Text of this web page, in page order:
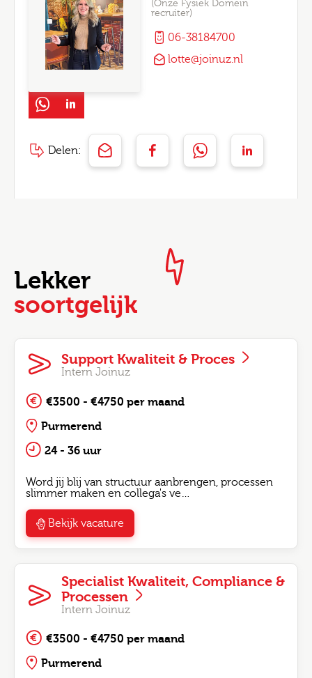
(Onze Fysiek Domein
recruiter)
06-38184700
lotte@joinuz.nl
Delen:
Lekker
soortgelijk
Support Kwaliteit & Proces
Intern Joinuz
€3500 - €4750 per maand
Purmerend
24 - 36 uur
Word jij blij van structuur aanbrengen, processen
slimmer maken en collega's ve…
Bekijk vacature
Specialist Kwaliteit, Compliance &
Processen
Intern Joinuz
€3500 - €4750 per maand
Purmerend